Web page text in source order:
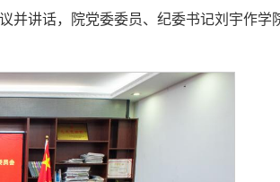
讲话，院党委委员、纪委书记刘宇作